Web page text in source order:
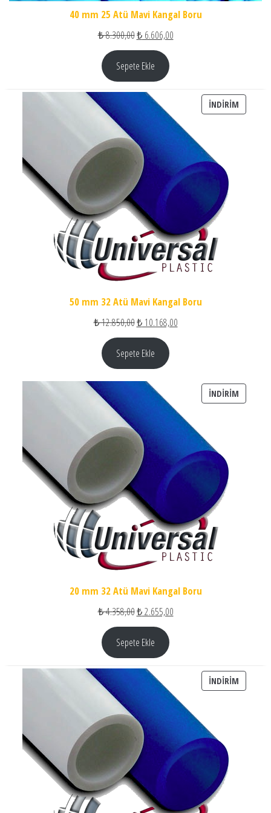
40 mm 25 Atü Mavi Kangal Boru
₺8.300,00Orijinal fiyat: ₺ 8.300,00.
₺6.606,00Şu andaki fiyat: ₺ 6.606,00.
Sepete Ekle
İNDIRIM
50 mm 32 Atü Mavi Kangal Boru
₺12.850,00Orijinal fiyat: ₺ 12.850,00.
₺10.168,00Şu andaki fiyat: ₺
Sepete Ekle
İNDIRIM
20 mm 32 Atü Mavi Kangal Boru
₺4.358,00Orijinal fiyat: ₺ 4.358,00.
₺2.655,00Şu andaki fiyat: ₺ 2.655,00.
Sepete Ekle
İNDIRIM